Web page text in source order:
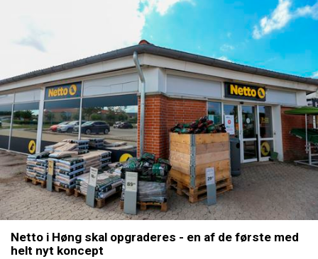
Netto i Høng skal opgraderes - en af de første med
helt nyt koncept